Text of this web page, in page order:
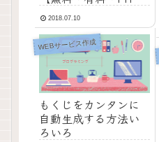
応】
2018.07.10
WEBサービス作成
もくじをカンタンに
自動生成する方法い
ろいろ